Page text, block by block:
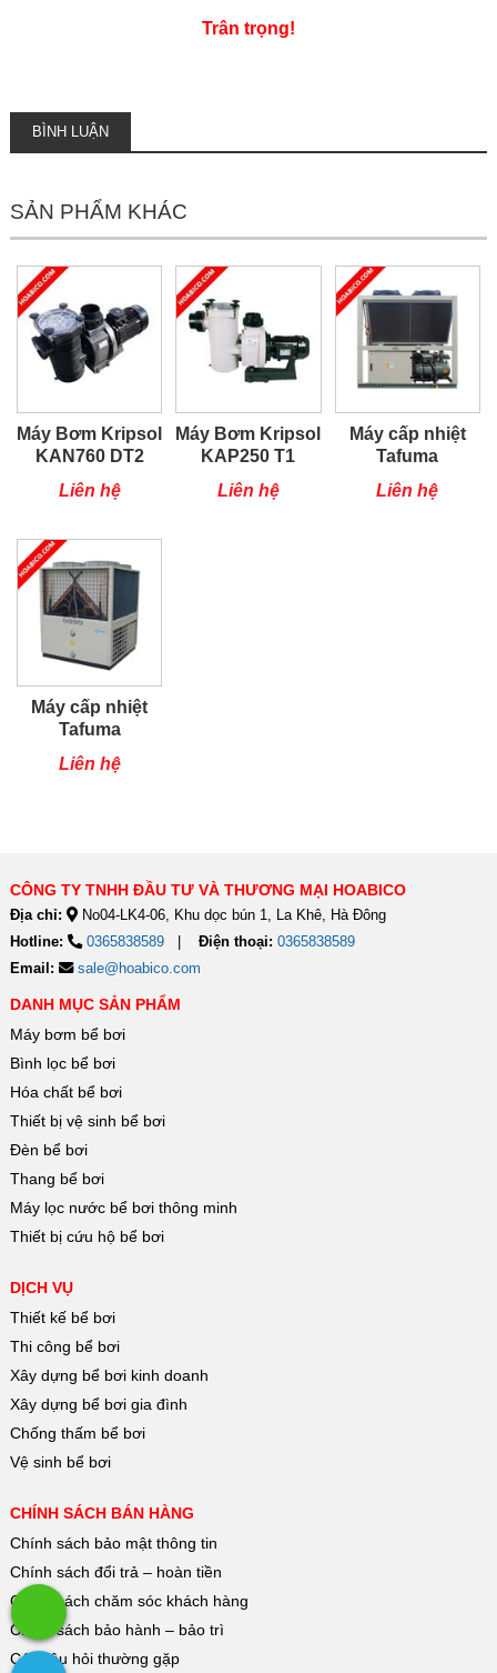
Trân trọng!
BÌNH LUẬN
SẢN PHẨM KHÁC
Máy Bơm Kripsol
KAN760 DT2
Liên hệ
Máy Bơm Kripsol
KAP250 T1
Liên hệ
Máy cấp nhiệt
Tafuma
TSQ100RP
Liên hệ
Máy cấp nhiệt
Tafuma
TSQ80RP
Liên hệ
CÔNG TY TNHH ĐẦU TƯ VÀ THƯƠNG MẠI HOABICO
Địa chỉ:
No04-LK4-06, Khu dọc bún 1, La Khê, Hà Đông
Hotline:
0365838589 Điện thoại: 0365838589
Email:
sale@hoabico.com
DANH MỤC SẢN PHẨM
Máy bơm bể bơi
Bình lọc bể bơi
Hóa chất bể bơi
Thiết bị vệ sinh bể bơi
Đèn bể bơi
Thang bể bơi
Máy lọc nước bể bơi thông minh
Thiết bị cứu hộ bể bơi
DỊCH VỤ
Thiết kế bể bơi
Thi công bể bơi
Xây dựng bể bơi kinh doanh
Xây dựng bể bơi gia đình
Chống thấm bể bơi
Vệ sinh bể bơi
CHÍNH SÁCH BÁN HÀNG
Chính sách bảo mật thông tin
Chính sách đổi trả – hoàn tiền
Chính sách chăm sóc khách hàng
Chính sách bảo hành – bảo trì
Các câu hỏi thường gặp